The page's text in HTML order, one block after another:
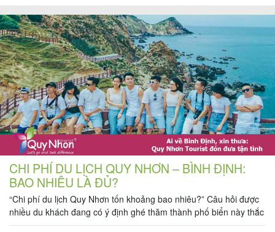
trong
nước
Combo
Quy
Nhơn
Lịch
khởi
hành
CHI PHÍ DU LỊCH QUY NHƠN – BÌNH ĐỊNH:
BAO NHIÊU LÀ ĐỦ?
“Chi phí du lịch Quy Nhơn tốn khoảng bao nhiêu?” Câu hỏi được
nhiều du khách đang có ý định ghé thăm thành phố biển này thắc
mắc. Vì vậy, trong bài viết này, Quy Nhơn Tourist sẽ cùng bạn liệt